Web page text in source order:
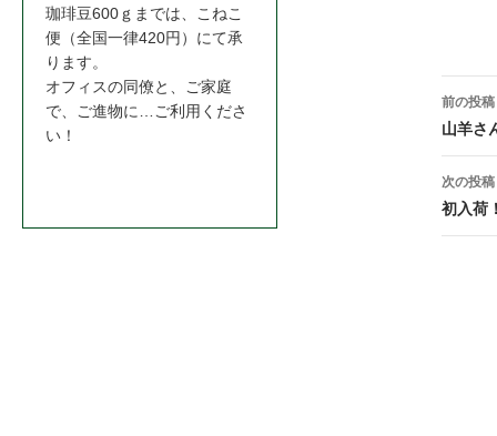
投
稿
ナ
ビ
前の投稿
山羊さ
次の投稿
初入荷
珈琲豆600ｇまでは、こねこ
便（全国一律420円）にて承
ります。
オフィスの同僚と、ご家庭
で、ご進物に…ご利用くださ
い！